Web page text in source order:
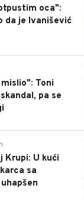
oca":
da je Ivanišević
Toni
pa se
Krupi: U kući
sa